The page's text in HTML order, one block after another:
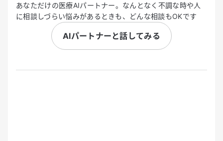
あなただけの医療AIパートナー。なんとなく不調な時や人
に相談しづらい悩みがあるときも、どんな相談もOKです
AIパートナーと話してみる